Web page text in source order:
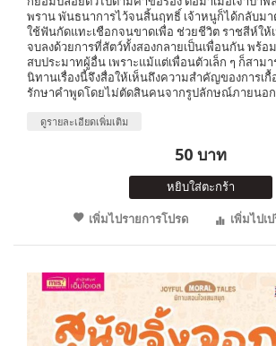
พราน พันธนาการไว้จนสิ้นฤทธิ์ เจ้าหนูก็ได้กลับ
ใช้ฟันกัดแทะเชือกจนขาดเพื่อ ช่วยชีวิต ราชสีห์ให้เ
จบลงด้วยการที่สัตว์ทั้งสองกลายเป็นเพื่อนกัน พร้อ
สบประมาทผู้อื่น เพราะแม้แต่เพื่อนตัวเล็ก ๆ ก็สาม
นิทานเรื่องนี้จึงสื่อให้เห็นถึงความสำคัญของการเ
รักษาคำพูดโดยไม่ตัดสินคนจากรูปลักษณ์ภายนอก
ดูรายละเอียดเพิ่มเติม
50 บาท
หยิบใส่ตะกร้า
เพิ่มไปรายการโปรด
เพิ่มไปเ